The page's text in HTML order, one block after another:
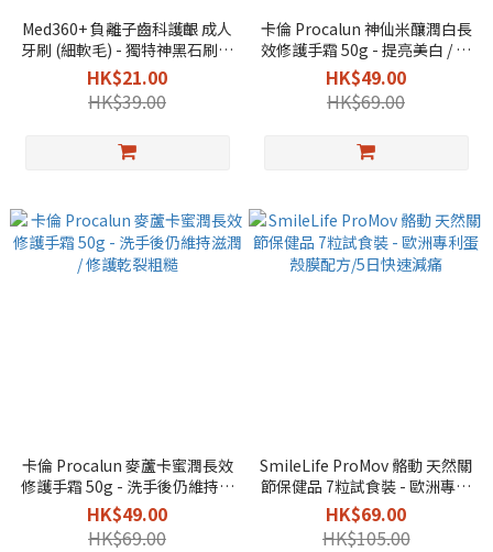
Med360+ 負離子齒科護齦 成人
牙刷 (細軟毛) - 獨特神黑石刷毛
/ 有助去除牙菌膜斑
HK$21.00
HK$39.00
卡倫 Procalun 神仙米釀潤白長
效修護手霜 50g - 提亮美白 / 洗
手後仍維持滋潤
HK$49.00
HK$69.00
卡倫 Procalun 麥蘆卡蜜潤長效
修護手霜 50g - 洗手後仍維持滋
潤 / 修護乾裂粗糙
HK$49.00
HK$69.00
SmileLife ProMov 骼動 天然關
節保健品 7粒試食裝 - 歐洲專利
蛋殼膜配方/5日快速減痛
HK$69.00
HK$105.00